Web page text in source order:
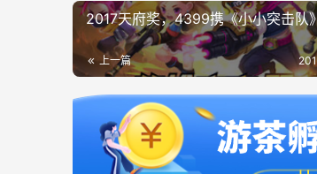
2017天府奖，4399携《小小突击队
上一篇